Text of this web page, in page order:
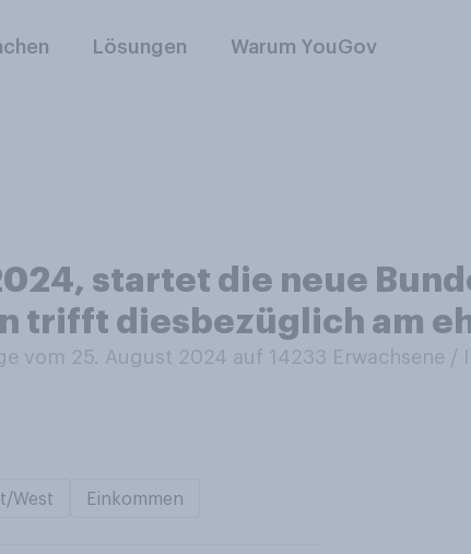
Lösungen Warum YouGov
startet die neue
trifft diesbezüglich am
vom 25. August 2024 auf 14233 Erwachsene /
West Einkommen